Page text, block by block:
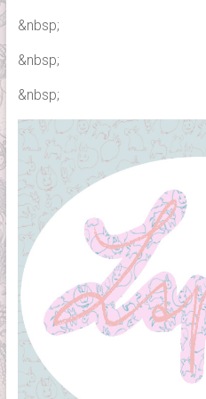
&nbsp;
&nbsp;
&nbsp;